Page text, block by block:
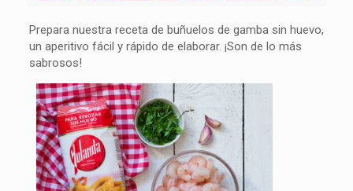
Prepara nuestra receta de buñuelos de gamba sin huevo,
un aperitivo fácil y rápido de elaborar. ¡Son de lo más
sabrosos!